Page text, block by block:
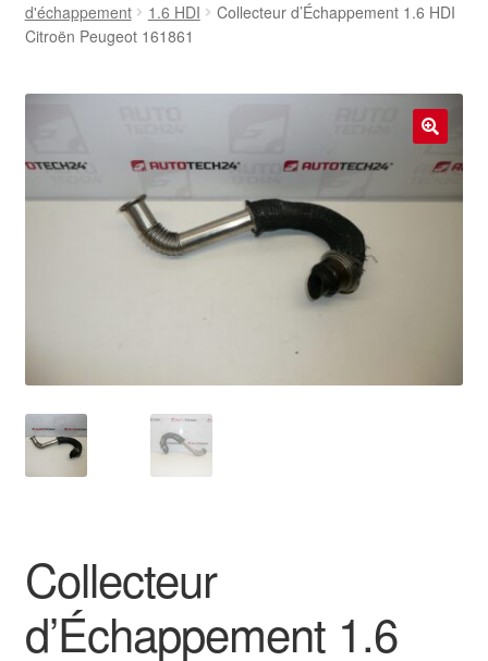
Contact
Politique de confidentialité
Procédure de Réclamation
d'échappement
1.6 HDI
Collecteur d’Échappement 1.6 HDI
Citroën Peugeot 161861
🔍
Collecteur
d’Échappement 1.6